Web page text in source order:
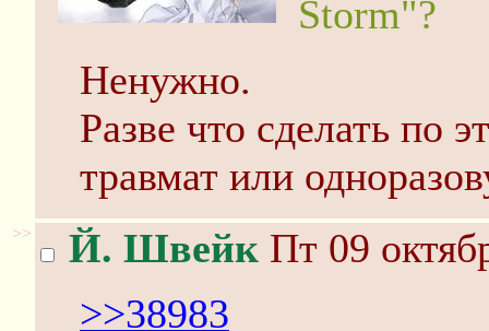
Storm"?
Ненужно.
Разве что сделать по
травмат или
>> Й. Швейк Пт 09
>>38983